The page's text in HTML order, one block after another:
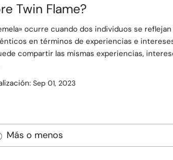
Twin Flame?
ocurre cuando dos individuos se reflejan
en términos de experiencias e
compartir las mismas experiencias,
Sep 01, 2023
Más o menos